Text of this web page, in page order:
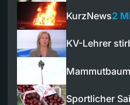
KurzNews2
KV-Lehrer
Sportlicher